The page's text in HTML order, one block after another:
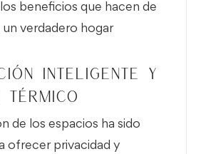
beneficios que hacen de
un verdadero hogar
inteligente y
de los espacios ha sido
ofrecer privacidad y